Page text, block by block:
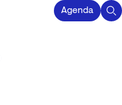
Agenda